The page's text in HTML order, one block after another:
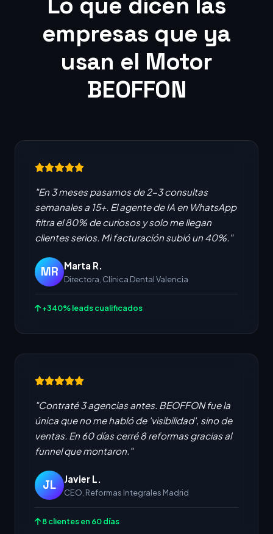
empresas que ya
usan el Motor
BEOFFON
"En 3 meses pasamos de 2-3 consultas
semanales a 15+. El agente de IA en WhatsApp
filtra el 80% de curiosos y solo me llegan
clientes serios. Mi facturación subió un 40%."
MR Marta R.
Directora, Clínica Dental Valencia
+340% leads cualificados
"Contraté 3 agencias antes. BEOFFON fue la
única que no me habló de 'visibilidad', sino de
ventas. En 60 días cerré 8 reformas gracias al
funnel que montaron."
JL Javier L.
CEO, Reformas Integrales Madrid
8 clientes en 60 días